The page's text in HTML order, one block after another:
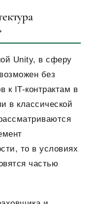
Unity, в сферу
без
к IT-контрактам в
в классической
то в условиях
частью